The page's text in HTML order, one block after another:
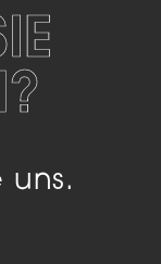
uns.